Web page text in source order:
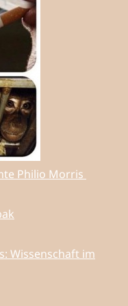
Philio Morris
Wissenschaft im